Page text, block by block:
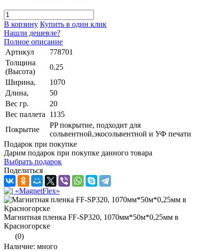
В корзину Купить в один клик
Нашли дешевле?
Полное описание
Артикул
778701
Толщина
(Высота)
0.25
Ширина,
1070
Длина,
50
Вес гр.
20
Вес паллета
1135
Покрытие
PP покрытие, подходит для
сольвентной,экосольвентной и УФ печати
Подарок при покупке
Дарим подарок при покупке данного товара
Выбрать подарок
Поделиться
Магнитная пленка FF-SP320, 1070мм*50м*0,25мм в
Красногорске
(0)
Наличие: много